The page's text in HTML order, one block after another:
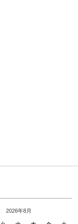
2026年8月